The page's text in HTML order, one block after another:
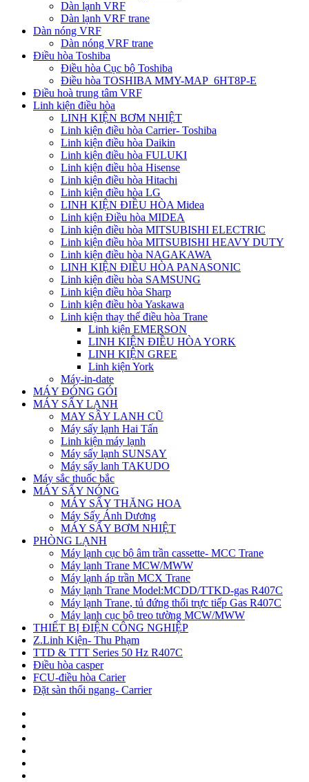
Dàn lạnh VRF
Dàn lạnh VRF trane
Dàn nóng VRF
Dàn nóng VRF trane
Điều hòa Toshiba
Điều hòa Cục bộ Toshiba
Điều hòa TOSHIBA MMY-MAP_6HT8P-E
Điều hoà trung tâm VRF
Linh kiện điều hòa
LINH KIỆN BƠM NHIỆT
Linh kiện điều hòa Carrier- Toshiba
Linh kiện điều hòa Daikin
Linh kiện điều hòa FULUKI
Linh kiện điều hòa Hisense
Linh kiện điều hòa Hitachi
Linh kiện điều hòa LG
LINH KIỆN ĐIỀU HÒA Midea
Linh kiện Điều hòa MIDEA
Linh kiện điều hòa MITSUBISHI ELECTRIC
Linh kiện điều hòa MITSUBISHI HEAVY DUTY
Linh kiện điều hòa NAGAKAWA
LINH KIỆN ĐIỀU HÒA PANASONIC
Linh kiện điều hòa SAMSUNG
Linh kiện điều hòa Sharp
Linh kiện điều hòa Yaskawa
Linh kiện thay thế điều hòa Trane
Linh kiện EMERSON
LINH KIỆN ĐIỀU HÒA YORK
LINH KIỆN GREE
Linh kiện York
Máy-in-date
MÁY ĐÓNG GÓI
MÁY SẤY LẠNH
MAY SÂY LANH CŨ
Máy sấy lạnh Hai Tấn
Linh kiện máy lạnh
Máy sấy lạnh SUNSAY
Máy sấy lanh TAKUDO
Máy sắc thuốc bắc
MÁY SẤY NÓNG
MÁY SẤY THĂNG HOA
Máy Sấy Ánh Dương
MÁY SẤY BƠM NHIỆT
PHÒNG LẠNH
Máy lạnh cục bộ âm trần cassette- MCC Trane
Máy lạnh Trane MCW/MWW
Máy lạnh áp trần MCX Trane
Máy lạnh Trane Model:MCDD/TTKD-gas R407C
Máy lạnh Trane, tủ đứng thổi trực tiếp Gas R407C
Máy lạnh cục bộ treo tường MCW/MWW
THIẾT BỊ ĐIỆN CÔNG NGHIỆP
Z.Linh Kiện- Thu Phạm
TTD & TTT Series 50 Hz R407C
Điều hòa casper
FCU-điều hòa Carier
Đặt sàn thổi ngang- Carrier